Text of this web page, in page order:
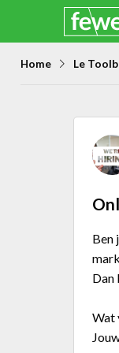
Jump
navigation
Home Le
Ben
Dan
Wat